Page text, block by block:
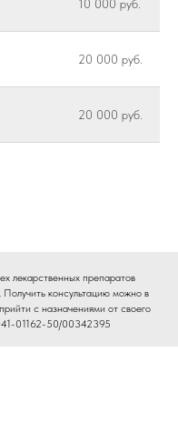
10 000 руб.
20 000 руб.
20 000 руб.
лекарственных препаратов
консультацию можно в
с назначениями от своего
01162-50/00342395